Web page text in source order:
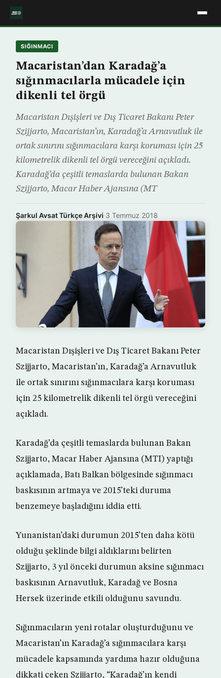
SIĞINMACI
Macaristan’dan Karadağ’a
sığınmacılarla mücadele için
dikenli tel örgü
Macaristan Dışişleri ve Dış Ticaret Bakanı Peter
Szijjarto, Macaristan’ın, Karadağ’a Arnavutluk ile
ortak sınırını sığınmacılara karşı koruması için 25
kilometrelik dikenli tel örgü vereceğini açıkladı.
Karadağ’da çeşitli temaslarda bulunan Bakan
Szijjarto, Macar Haber Ajansına (MT
Şarkul Avsat Türkçe Arşivi·3 Temmuz 2018
Macaristan Dışişleri ve Dış Ticaret Bakanı Peter
Szijjarto, Macaristan’ın, Karadağ’a Arnavutluk
ile ortak sınırını sığınmacılara karşı koruması
için 25 kilometrelik dikenli tel örgü vereceğini
açıkladı.
Karadağ’da çeşitli temaslarda bulunan Bakan
Szijjarto, Macar Haber Ajansına (MTI) yaptığı
açıklamada, Batı Balkan bölgesinde sığınmacı
baskısının artmaya ve 2015’teki duruma
benzemeye başladığını iddia etti.
Yunanistan’daki durumun 2015’ten daha kötü
olduğu şeklinde bilgi aldıklarını belirten
Szijjarto, 3 yıl önceki durumun aksine sığınmacı
baskısının Arnavutluk, Karadağ ve Bosna
Hersek üzerinde etkili olduğunu savundu.
Sığınmacıların yeni rotalar oluşturduğunu ve
Macaristan’ın Karadağ’a sığınmacılara karşı
mücadele kapsamında yardıma hazır olduğuna
dikkati çeken Szijjarto, “Karadağ’ın kendi